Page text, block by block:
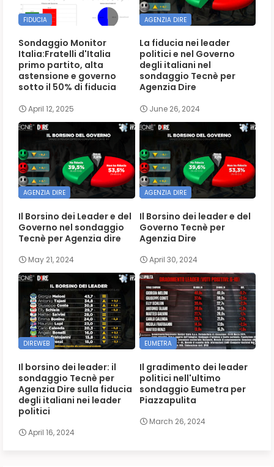
FIDUCIA
Sondaggio Monitor
Italia:Fratelli d'Italia
primo partito, alta
astensione e governo
sotto il 50% di fiducia
April 12, 2025
AGENZIA DIRE
La fiducia nei leader
politici e nel Governo
degli italiani nel
sondaggio Tecnè per
Agenzia Dire
June 26, 2024
AGENZIA DIRE
Il Borsino dei Leader e del
Governo nel sondaggio
Tecnè per Agenzia dire
May 21, 2024
AGENZIA DIRE
Il Borsino dei leader e del
Governo Tecnè per
Agenzia Dire
April 30, 2024
DIREWEB
Il borsino dei leader: il
sondaggio Tecnè per
Agenzia Dire sulla fiducia
degli italiani nei leader
politici
April 16, 2024
EUMETRA
Il gradimento dei leader
politici nell'ultimo
sondaggio Eumetra per
Piazzapulita
March 26, 2024